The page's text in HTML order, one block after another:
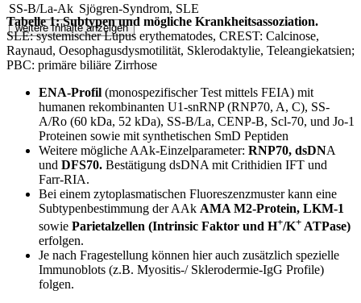
SS-B/La-Ak Sjögren-Syndrom, SLE
weitere Inhalte anzeigen
Tabelle 1: Subtypen und mögliche Krankheitsassoziation.
SLE: systemischer Lupus erythematodes, CREST: Calcinose,
Raynaud, Oesophagusdysmotilität, Sklerodaktylie, Teleangiekatsien;
PBC: primäre biliäre Zirrhose
ENA-Profil (monospezifischer Test mittels FEIA) mit
humanen rekombinanten U1-snRNP (RNP70, A, C), SS-
A/Ro (60 kDa, 52 kDa), SS-B/La, CENP-B, Scl-70, und Jo-1
Proteinen sowie mit synthetischen SmD Peptiden
Weitere mögliche AAk-Einzelparameter: RNP70, dsDNA
und DFS70. Bestätigung dsDNA mit Crithidien IFT und
Farr-RIA.
Bei einem zytoplasmatischen Fluoreszenzmuster kann eine
Subtypenbestimmung der AAk AMA M2-Protein, LKM-1
sowie Parietalzellen (Intrinsic Faktor und H+/K+ ATPase)
erfolgen.
Je nach Fragestellung können hier auch zusätzlich spezielle
Immunoblots (z.B. Myositis-/ Sklerodermie-IgG Profile)
folgen.